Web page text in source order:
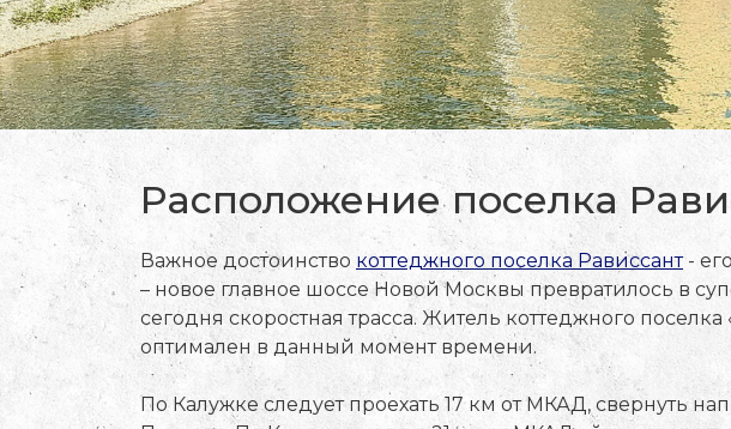
Расположение поселка
Важное достоинство коттеджного поселка Рависсант-
– новое главное шоссе Новой Москвы превратилось в
сегодня скоростная трасса. Житель коттеджного
оптимален в данный момент времени.
По Калужке следует проехать 17 км от МКАД, свернуть